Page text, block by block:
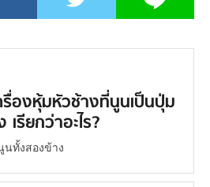
องหุ้มหัวช้างที่นูนเป็นปุ่ม
รียกว่าอะไร?
นทั้งสองข้าง